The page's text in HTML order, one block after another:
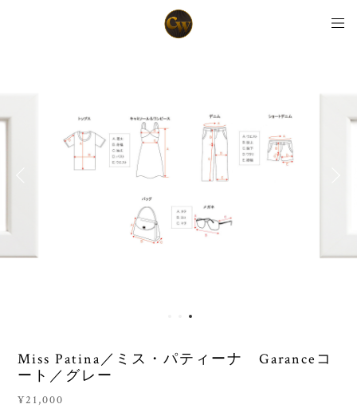
Miss Patina／ミス・パティーナ Garanceコ
ート／グレー
¥21,000